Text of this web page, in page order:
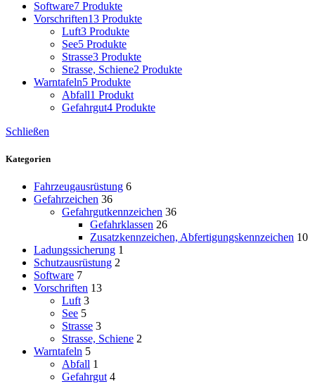
Software7 Produkte
Vorschriften13 Produkte
Luft3 Produkte
See5 Produkte
Strasse3 Produkte
Strasse, Schiene2 Produkte
Warntafeln5 Produkte
Abfall1 Produkt
Gefahrgut4 Produkte
Schließen
Kategorien
Fahrzeugausrüstung 6
Gefahrzeichen 36
Gefahrgutkennzeichen 36
Gefahrklassen 26
Zusatzkennzeichen, Abfertigungskennzeichen 10
Ladungssicherung 1
Schutzausrüstung 2
Software 7
Vorschriften 13
Luft 3
See 5
Strasse 3
Strasse, Schiene 2
Warntafeln 5
Abfall 1
Gefahrgut 4